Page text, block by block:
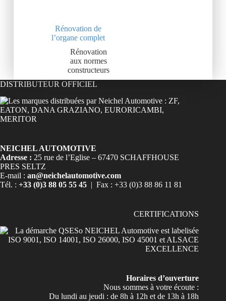
Rénovation de
l’organe complet
Rénovation
aux normes
constructeurs
DISTRIBUTEUR OFFICIEL
NEICHEL AUTOMOTIVE
Adresse : 25 rue de l’Eglise – 67470 SCHAFFHOUSE
PRES SELTZ
E-mail : an@neichelautomotive.com
Tél. : +33 (0)3 88 05 55 45 | Fax : +33 (0)3 88 86 11 81
CERTIFICATIONS
Horaires d’ouverture
Nous sommes à votre écoute :
Du lundi au jeudi : de 8h à 12h et de 13h à 18h